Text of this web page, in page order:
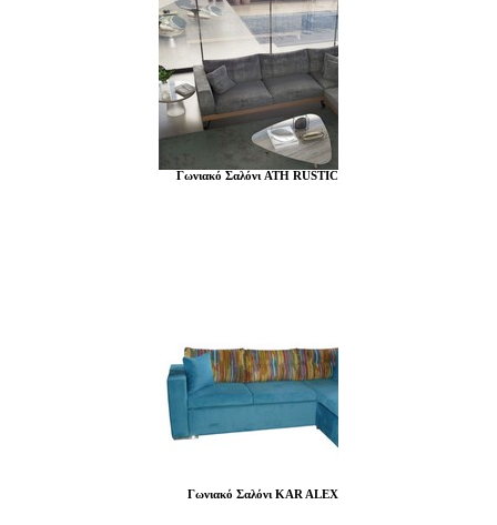
Γωνιακό Σαλόνι ATH RUSTIC
Γωνιακό Σαλόνι KAR ALEX